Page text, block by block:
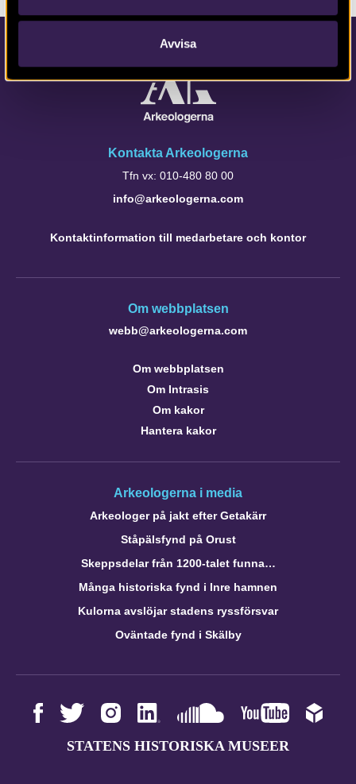
Avvisa
Kontakta Arkeologerna
Tfn vx: 010-480 80 00
info@arkeologerna.com
Kontaktinformation till medarbetare och kontor
Om webbplatsen
webb@arkeologerna.com
Om webbplatsen
Om Intrasis
Om kakor
Hantera kakor
Arkeologerna i media
Arkeologer på jakt efter Getakärr
Ståpälsfynd på Orust
Skeppsdelar från 1200-talet funna…
Många historiska fynd i Inre hamnen
Kulorna avslöjar stadens ryssförsvar
Oväntade fynd i Skälby
STATENS HISTORISKA MUSEER